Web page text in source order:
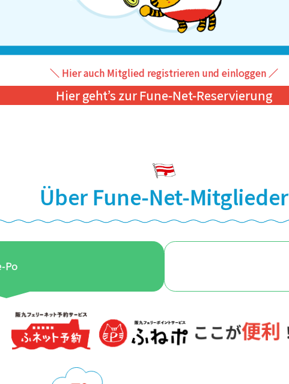
＼ Hier auch Mitglied registrieren und einloggen ／
Hier geht’s zur Fune-Net-Reservierung
Über Fune-Net-Mitglieder
Po